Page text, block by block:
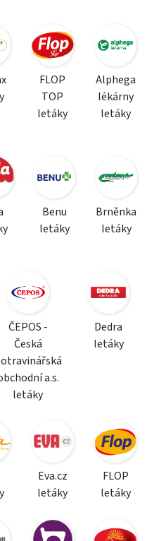
FLOP
TOP
letáky
Alphega
lékárny
letáky
Benu
letáky
Brněnka
letáky
ČEPOS -
Česká
a.s.
letáky
Dedra
letáky
Eva.cz
letáky
FLOP
letáky